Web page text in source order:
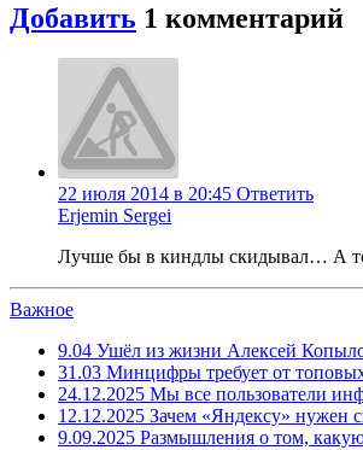
Добавить 1 комментарий
22 июля 2014 в 20:45 Ответить
Erjemin Sergei
Лучше бы в киндлы скидывал… А то
Важное
9.04 Ушёл из жизни Алексей
31.03 Минцифры требует от
24.12.2025 Мы все пользователи
12.12.2025 Зачем «Яндексу» нужен
9.09.2025 Размышления о том,